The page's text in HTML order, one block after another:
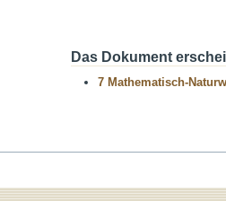
Das Dokument
7 Mathematisch-